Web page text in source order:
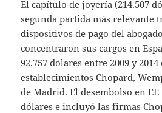
El capítulo de joyería (214.507
segunda partida más relevante
dispositivos de pago del
concentraron sus cargos en
92.757 dólares entre 2009 y 2014
establecimientos Chopard,
de Madrid. El desembolso en EE
dólares e incluyó las firmas